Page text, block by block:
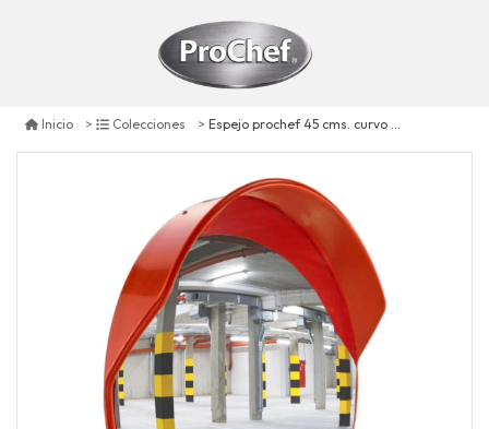
Inicio Colecciones Espejo prochef 45 cms. curvo convexo para poste